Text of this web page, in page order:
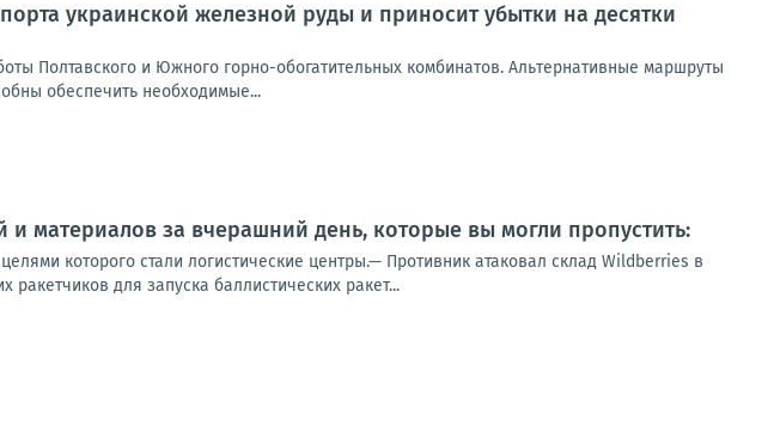
украинской железной руды и приносит убытки на десятки
Полтавского и Южного горно-обогатительных комбинатов. Альтернативные маршруты
обеспечить необходимые...
материалов за вчерашний день, которые вы могли пропустить:
которого стали логистические центры.— Противник атаковал склад Wildberries в
для запуска баллистических ракет...